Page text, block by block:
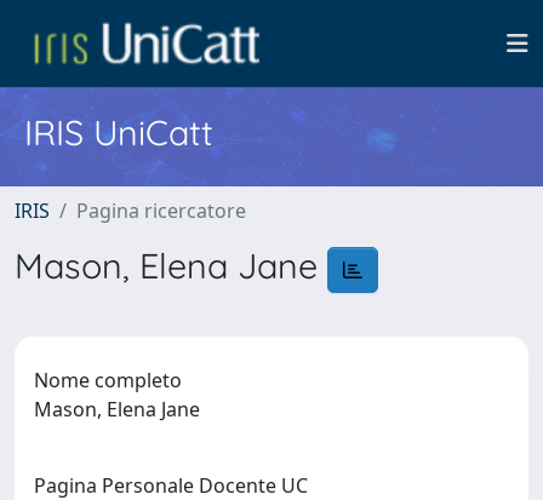
IRIS UniCatt
IRIS Pagina ricercatore
Mason, Elena Jane
Nome completo
Mason, Elena Jane
Pagina Personale Docente UC